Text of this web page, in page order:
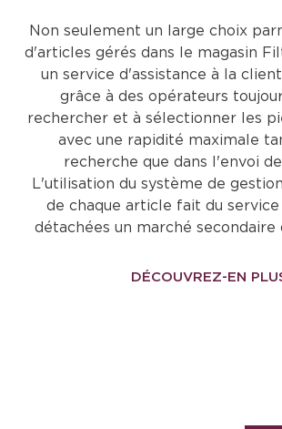
Non seulement un large choix
d'articles gérés dans le magasin
un service d'assistance à la
grâce à des opérateurs
rechercher et à sélectionner les
avec une rapidité maximale
recherche que dans l'envoi
L'utilisation du système de
de chaque article fait du service
détachées un marché secondaire
DÉCOUVREZ-EN